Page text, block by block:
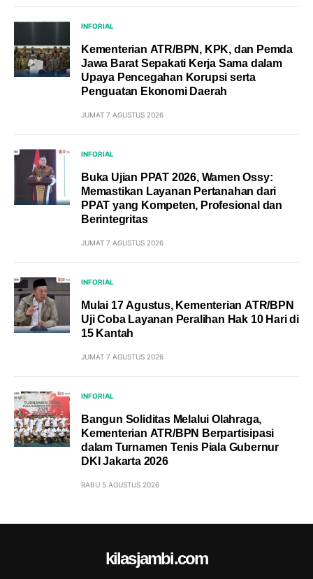
INFORIAL
Kementerian ATR/BPN, KPK, dan Pemda
Jawa Barat Sepakati Kerja Sama dalam
Upaya Pencegahan Korupsi serta
Penguatan Ekonomi Daerah
JUMAT 7 AGUSTUS 2026
INFORIAL
Buka Ujian PPAT 2026, Wamen Ossy:
Memastikan Layanan Pertanahan dari
PPAT yang Kompeten, Profesional dan
Berintegritas
JUMAT 7 AGUSTUS 2026
INFORIAL
Mulai 17 Agustus, Kementerian ATR/BPN
Uji Coba Layanan Peralihan Hak 10 Hari di
15 Kantah
JUMAT 7 AGUSTUS 2026
INFORIAL
Bangun Soliditas Melalui Olahraga,
Kementerian ATR/BPN Berpartisipasi
dalam Turnamen Tenis Piala Gubernur
DKI Jakarta 2026
RABU 5 AGUSTUS 2026
kilasjambi.com